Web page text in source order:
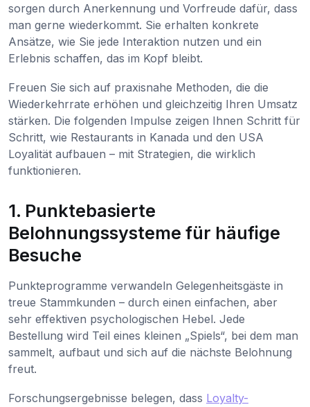
sorgen durch Anerkennung und Vorfreude dafür, dass
man gerne wiederkommt. Sie erhalten konkrete
Ansätze, wie Sie jede Interaktion nutzen und ein
Erlebnis schaffen, das im Kopf bleibt.
Freuen Sie sich auf praxisnahe Methoden, die die
Wiederkehrrate erhöhen und gleichzeitig Ihren Umsatz
stärken. Die folgenden Impulse zeigen Ihnen Schritt für
Schritt, wie Restaurants in Kanada und den USA
Loyalität aufbauen – mit Strategien, die wirklich
funktionieren.
1. Punktebasierte
Belohnungssysteme für häufige
Besuche
Punkteprogramme verwandeln Gelegenheitsgäste in
treue Stammkunden – durch einen einfachen, aber
sehr effektiven psychologischen Hebel. Jede
Bestellung wird Teil eines kleinen „Spiels“, bei dem man
sammelt, aufbaut und sich auf die nächste Belohnung
freut.
Forschungsergebnisse belegen, dass Loyalty-